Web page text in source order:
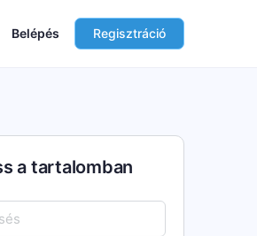
Belépés Regisztráció
a tartalomban